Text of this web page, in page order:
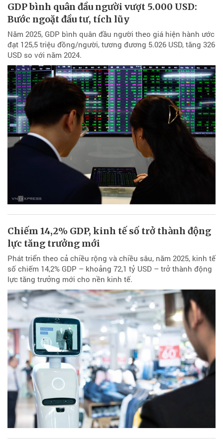
GDP bình quân đầu người vượt 5.000 USD:
Bước ngoặt đầu tư, tích lũy
Năm 2025, GDP bình quân đầu người theo giá hiện hành ước
đạt 125,5 triệu đồng/người, tương đương 5.026 USD, tăng 326
USD so với năm 2024.
Chiếm 14,2% GDP, kinh tế số trở thành động
lực tăng trưởng mới
Phát triển theo cả chiều rộng và chiều sâu, năm 2025, kinh tế
số chiếm 14,2% GDP – khoảng 72,1 tỷ USD – trở thành động
lực tăng trưởng mới cho nền kinh tế.